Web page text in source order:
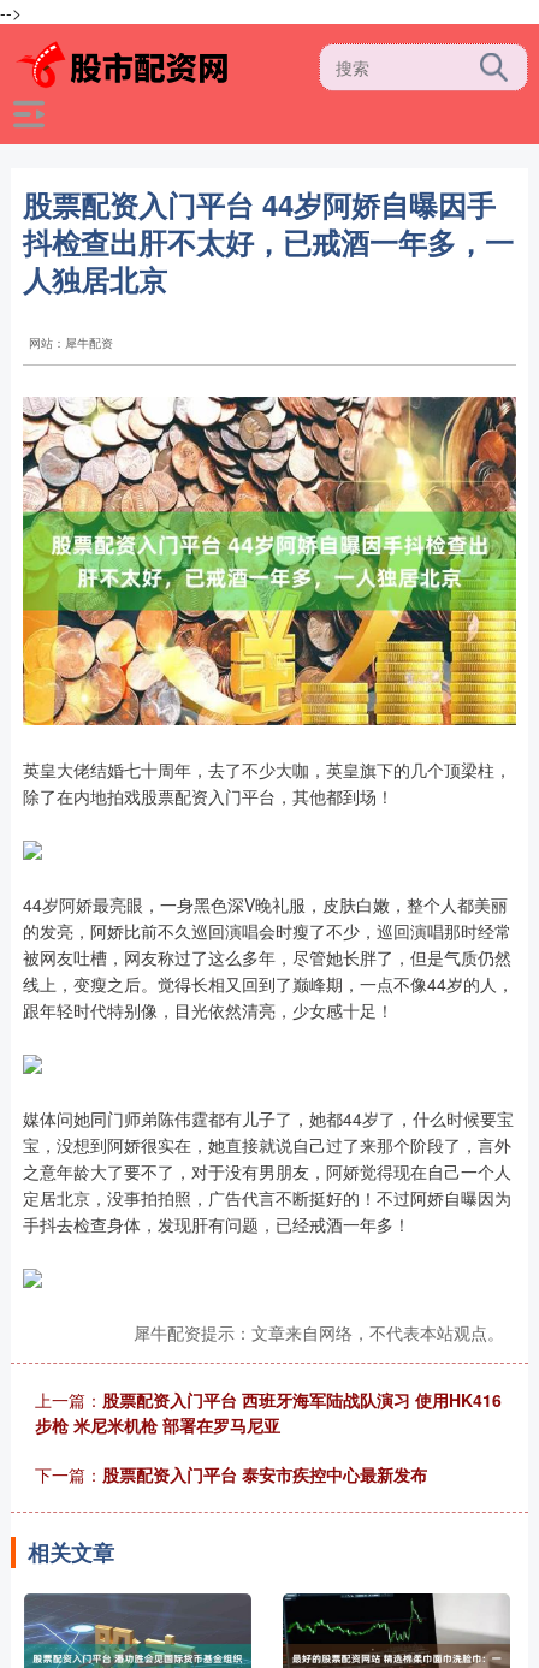
-->
股票配资入门平台 44岁阿娇自曝因手
抖检查出肝不太好，已戒酒一年多，一
人独居北京
网站：犀牛配资
英皇大佬结婚七十周年，去了不少大咖，英皇旗下的几个顶梁柱，
除了在内地拍戏股票配资入门平台，其他都到场！
44岁阿娇最亮眼，一身黑色深V晚礼服，皮肤白嫩，整个人都美丽
的发亮，阿娇比前不久巡回演唱会时瘦了不少，巡回演唱那时经常
被网友吐槽，网友称过了这么多年，尽管她长胖了，但是气质仍然
线上，变瘦之后。觉得长相又回到了巅峰期，一点不像44岁的人，
跟年轻时代特别像，目光依然清亮，少女感十足！
媒体问她同门师弟陈伟霆都有儿子了，她都44岁了，什么时候要宝
宝，没想到阿娇很实在，她直接就说自己过了来那个阶段了，言外
之意年龄大了要不了，对于没有男朋友，阿娇觉得现在自己一个人
定居北京，没事拍拍照，广告代言不断挺好的！不过阿娇自曝因为
手抖去检查身体，发现肝有问题，已经戒酒一年多！
犀牛配资提示：文章来自网络，不代表本站观点。
上一篇： 股票配资入门平台 西班牙海军陆战队演习 使用HK416
步枪 米尼米机枪 部署在罗马尼亚
下一篇： 股票配资入门平台 泰安市疾控中心最新发布
相关文章